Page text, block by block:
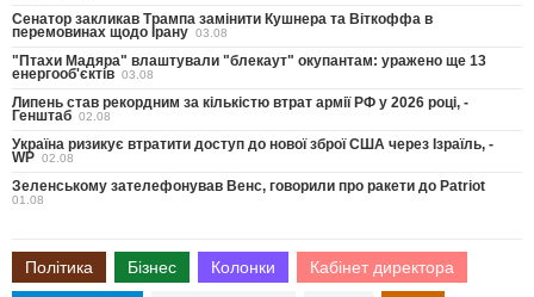
Сенатор закликав Трампа замінити Кушнера та Віткоффа в
перемовинах щодо Ірану 03.08
"Птахи Мадяра" влаштували "блекаут" окупантам: уражено ще 13
енергооб'єктів 03.08
Липень став рекордним за кількістю втрат армії РФ у 2026 році, -
Генштаб 02.08
Україна ризикує втратити доступ до нової зброї США через Ізраїль, -
WP 02.08
Зеленському зателефонував Венс, говорили про ракети до Patriot
01.08
Політика Бізнес Колонки Кабінет директора